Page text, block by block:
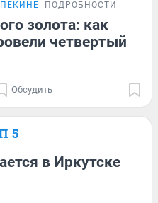
ПОДРОБНОСТИ
золота: как
четвертый
Обсудить
5
в Иркутске